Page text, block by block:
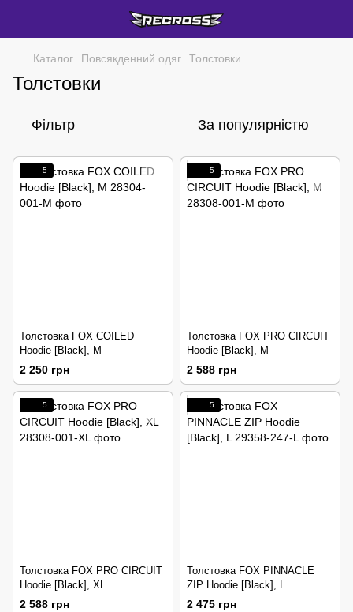
Каталог Повсякденний одяг Толстовки
Толстовки
Фільтр За популярністю
5
Толстовка FOX COILED
Hoodie [Black], M
2 250 грн
5
Толстовка FOX PRO CIRCUIT
Hoodie [Black], M
2 588 грн
5
Толстовка FOX PRO CIRCUIT
Hoodie [Black], XL
2 588 грн
5
Толстовка FOX PINNACLE
ZIP Hoodie [Black], L
2 475 грн